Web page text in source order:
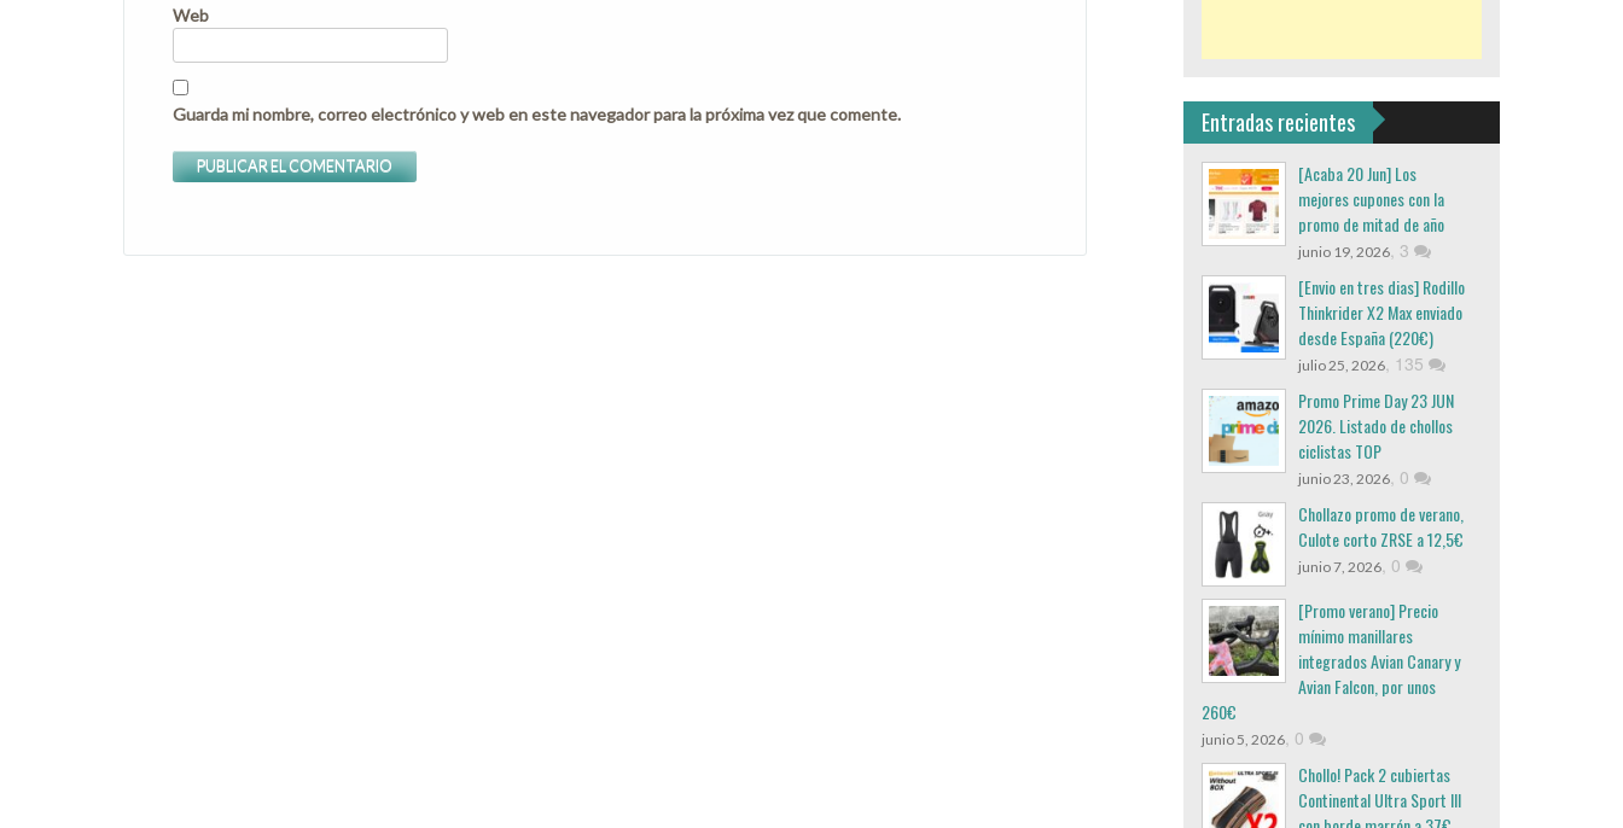
Web
Guarda mi nombre, correo electrónico y web en este navegador para la próxima vez que comente. Entradas recientes
[Acaba 20 Jun] Los
mejores cupones con la
promo de mitad de año
junio 19, 2026, 3
[Envio en tres dias] Rodillo
Thinkrider X2 Max enviado
desde España (220€)
julio 25, 2026, 135
Promo Prime Day 23 JUN
2026. Listado de chollos
ciclistas TOP
junio 23, 2026, 0
Chollazo promo de verano,
Culote corto ZRSE a 12,5€
junio 7, 2026, 0
[Promo verano] Precio
mínimo manillares
integrados Avian Canary y
Avian Falcon, por unos
260€
junio 5, 2026, 0
Chollo! Pack 2 cubiertas
Continental Ultra Sport III